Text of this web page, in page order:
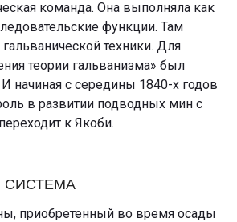
команда. Она выполняла как
функции. Там
техники. Для
теории гальванизма» был
начиная с середины 1840-х годов
в развитии подводных мин с
к Якоби.
СИСТЕМА
приобретенный во время осады